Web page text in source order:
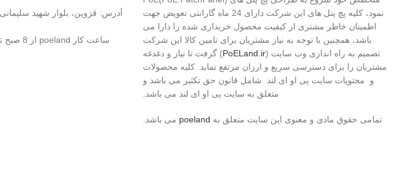
نمود، کلیه پچ پنل های این شرکت دارای 24 ماه گارانتی تعویض جهت
اطمینان خاطر مشتری از کیفیت محصول خریداری شده را دارا می
باشد، همچنین با توجه به نیاز مشتریان برای تامین کالا این شرکت
تصمیم به راه اندازی وب سایت (PoELand.ir) گرفت تا نیاز و دغدغه
مشتریان را برای دسترسی سریع و ارزان مرتفع نماید. کلیه محصولات
و محتویات سایت پی او ای لند شامل قانون حق تکثیر می باشد و
متعلق به سایت پی او ای لند می باشد.
تمامی حقوق مادی و معنوی این سایت متعلق به poeland می باشد.